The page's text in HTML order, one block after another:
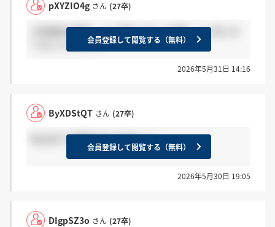
pXYZIO4g さん (27卒)
3次面接の結果、1ヶ月後にきた人感謝、1ヶ月にき
てない人ホント？会員登録して閲覧する（無料）
2026年5月31日 14:16
ByXDStQT さん (27卒)
私は全て1週間以内に来ました
会員登録して閲覧する（無料）
2026年5月30日 19:05
DIgpSZ3o さん (27卒)